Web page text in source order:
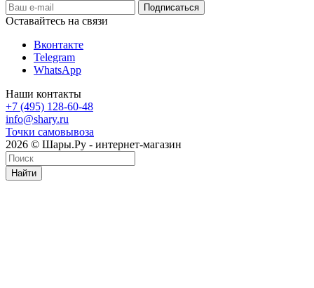
Оставайтесь на связи
Вконтакте
Telegram
WhatsApp
Наши контакты
+7 (495) 128-60-48
info@shary.ru
Точки самовывоза
2026 © Шары.Ру - интернет-магазин
Найти